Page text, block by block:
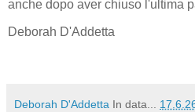
anche dopo aver chiuso l'ultima
Deborah D'Addetta
Deborah D'Addetta In data...